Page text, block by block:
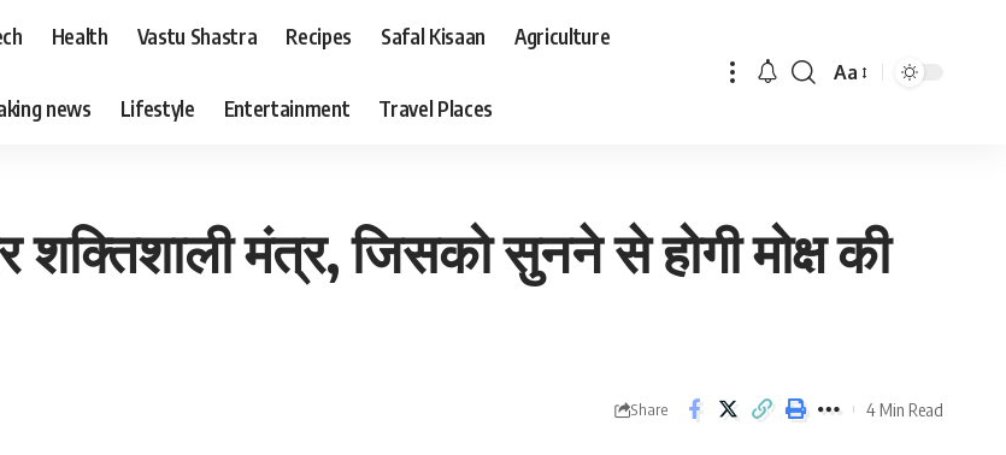
Health Vastu Shastra Recipes Safal Kisaan Agriculture
news Lifestyle Entertainment Travel Places
Font
Aa
मंत्र, जिसको सुनने से होगी मोक्ष की
Share 4 Min Read